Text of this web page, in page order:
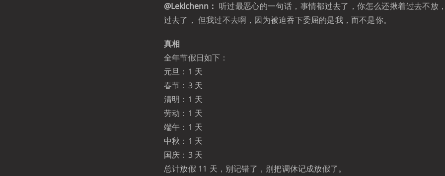
@Leklchenn： 听过最恶心的一句话，事情都过去了，你怎么还揪着过去不放
过去了， 但我过不去啊，因为被迫吞下委屈的是我，而不是你。
真相
全年节假日如下：
元旦：1 天
春节：3 天
清明：1 天
劳动：1 天
端午：1 天
中秋：1 天
国庆：3 天
总计放假 11 天，别记错了，别把调休记成放假了。